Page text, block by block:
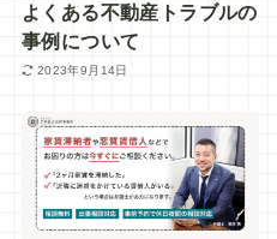
よくある不動産トラブルの
事例について
2023年9月14日